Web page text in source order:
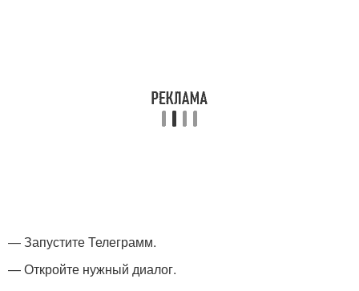
— Запустите Телеграмм.
— Откройте нужный диалог.